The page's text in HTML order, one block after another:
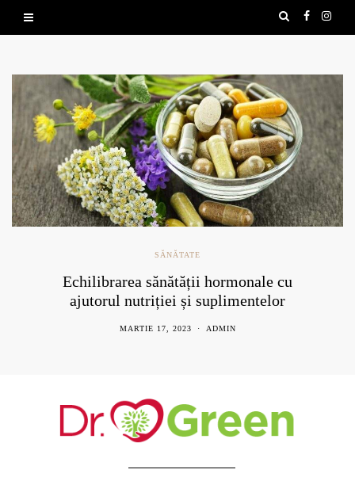
SĂNĂTATE
Echilibrarea sănătății hormonale cu
ajutorul nutriției și suplimentelor
MARTIE 17, 2023 ADMIN